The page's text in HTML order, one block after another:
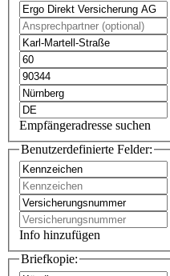
Empfängeradresse suchen
Benutzerdefinierte Felder:
Info hinzufügen
Briefkopie: